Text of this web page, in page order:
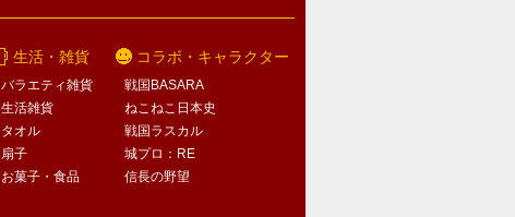
生活・雑貨
バラエティ雑貨
生活雑貨
タオル
扇子
お菓子・食品
コラボ・キャラクター
戦国BASARA
ねこねこ日本史
戦国ラスカル
城プロ：RE
信長の野望